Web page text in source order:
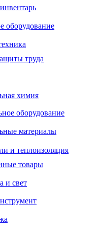
оборудование
труда
химия
оборудование
материалы
и теплоизоляция
товары
и свет